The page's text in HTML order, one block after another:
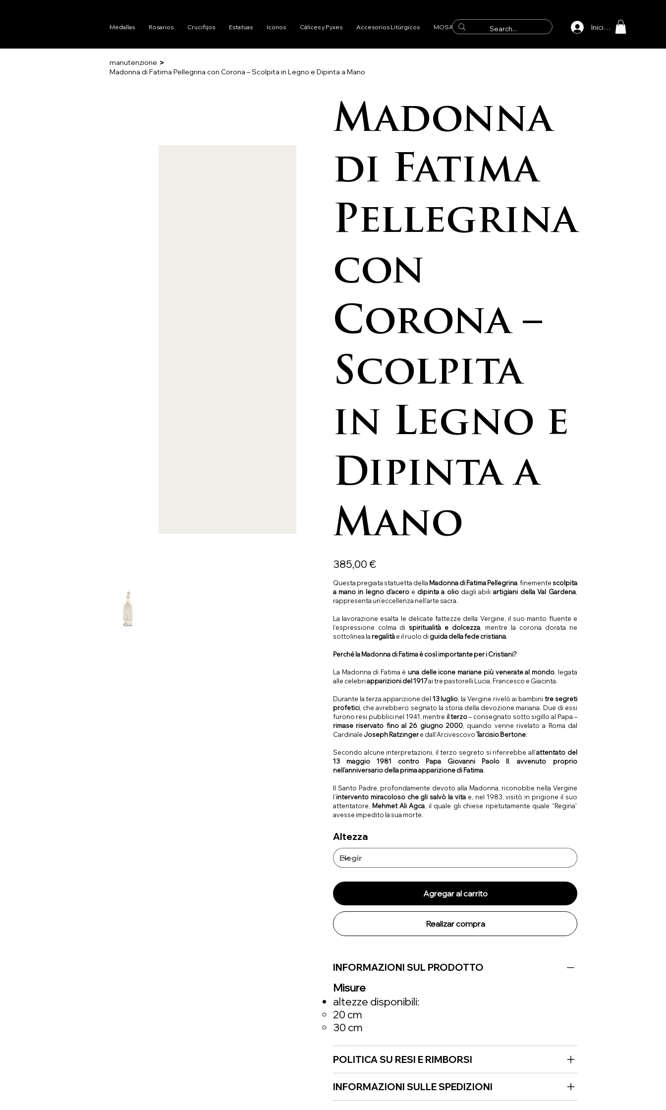
manutenzione >
Madonna di Fatima Pellegrina con Corona – Scolpita in Legno e Dipinta a Mano
Madonna
di Fatima
Pellegrina
con
Corona –
Scolpita
in Legno e
Dipinta a
Mano
Precio
385,00 €
Questa pregiata statuetta della Madonna di Fatima Pellegrina, finementescolpita
a mano in legno d’aceroe dipinta a olio dagli abili artigiani della Val Gardena,
rappresenta un’eccellenza nell’arte sacra.
La lavorazione esalta le delicate fattezze della Vergine, il suo manto fluente e
l’espressione colma di spiritualità e dolcezza, mentre la corona dorata ne
sottolinea la regalitàe il ruolo di guida della fede cristiana.
Perché la Madonna di Fatima è così importante per i Cristiani?
La Madonna di Fatima è una delle icone mariane più venerate al mondo, legata
alle celebriapparizioni del 1917ai tre pastorelli Lucia, Francesco e Giacinta.
Durante la terza apparizione del 13 luglio, la Vergine rivelò ai bambini tre segreti
profetici, che avrebbero segnato la storia della devozione mariana. Due di essi
furono resi pubblici nel 1941, mentre il terzo– consegnato sotto sigillo al Papa –
rimase riservato fino al 26 giugno 2000, quando venne rivelato a Roma dal
CardinaleJoseph Ratzingere dall’ArcivescovoTarcisioBertone.
Secondo alcune interpretazioni, il terzo segreto si riferirebbe all’attentato del
13 maggio 1981 contro Papa Giovanni Paolo II, avvenuto proprio
nell’anniversario della prima apparizione di Fatima.
Il Santo Padre, profondamente devoto alla Madonna, riconobbe nella Vergine
l’intervento miracoloso che gli salvò la vitae, nel 1983, visitò in prigione il suo
attentatore, Mehmet Ali Agca, il quale gli chiese ripetutamente quale “Regina”
avesse impedito la sua morte.
Altezza
Agregar al carrito
Realizar compra
INFORMAZIONI SUL PRODOTTO
Misure
altezze disponibili:
20 cm
30 cm
POLITICA SU RESI E RIMBORSI
INFORMAZIONI SULLE SPEDIZIONI
Medallas Rosarios Crucifijos Estatuas Iconos Cálices y Pyxes Accesorios Litúrgicos MOSAICOS Iniciar sesión